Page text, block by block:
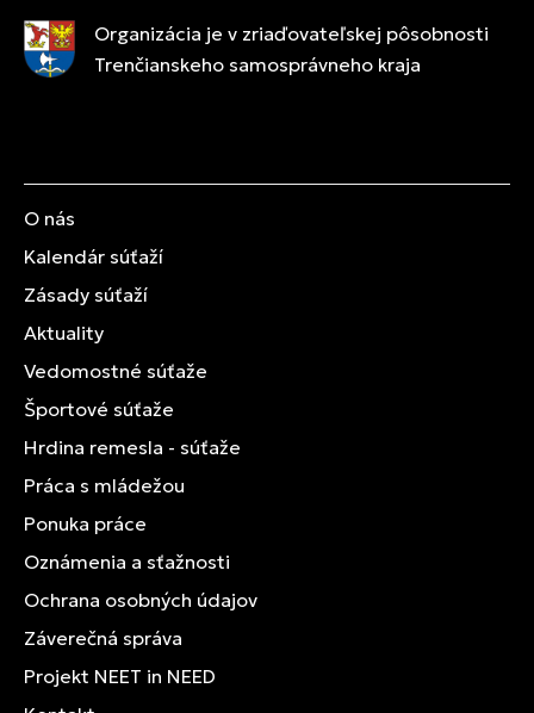
Organizácia je v zriaďovateľskej pôsobnosti
Trenčianskeho samosprávneho kraja
O nás
Kalendár súťaží
Zásady súťaží
Aktuality
Vedomostné súťaže
Športové súťaže
Hrdina remesla - súťaže
Práca s mládežou
Ponuka práce
Oznámenia a sťažnosti
Ochrana osobných údajov
Záverečná správa
Projekt NEET in NEED